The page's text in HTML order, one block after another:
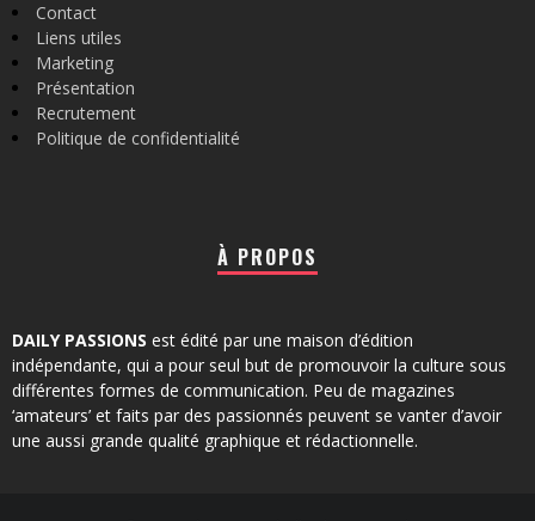
Contact
Liens utiles
Marketing
Présentation
Recrutement
Politique de confidentialité
À PROPOS
DAILY PASSIONS est édité par une maison d’édition
indépendante, qui a pour seul but de promouvoir la culture sous
différentes formes de communication. Peu de magazines
‘amateurs’ et faits par des passionnés peuvent se vanter d’avoir
une aussi grande qualité graphique et rédactionnelle.